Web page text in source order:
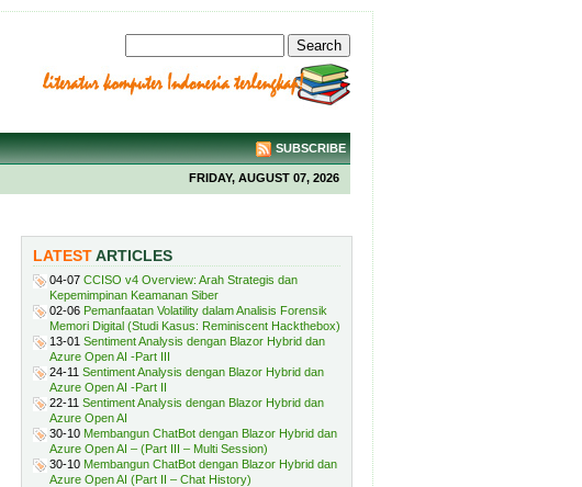
SUBSCRIBE
FRIDAY, AUGUST 07, 2026
LATESTARTICLES
04-07 CCISO v4 Overview: Arah Strategis dan
Kepemimpinan Keamanan Siber
02-06 Pemanfaatan Volatility dalam Analisis Forensik
Memori Digital (Studi Kasus: Reminiscent Hackthebox)
13-01 Sentiment Analysis dengan Blazor Hybrid dan
Azure Open AI -Part III
24-11 Sentiment Analysis dengan Blazor Hybrid dan
Azure Open AI -Part II
22-11 Sentiment Analysis dengan Blazor Hybrid dan
Azure Open AI
30-10 Membangun ChatBot dengan Blazor Hybrid dan
Azure Open AI – (Part III – Multi Session)
30-10 Membangun ChatBot dengan Blazor Hybrid dan
Azure Open AI (Part II – Chat History)